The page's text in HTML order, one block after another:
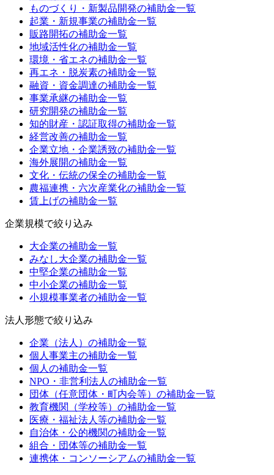
ものづくり・新製品開発の補助金一覧
起業・新規事業の補助金一覧
販路開拓の補助金一覧
地域活性化の補助金一覧
環境・省エネの補助金一覧
再エネ・脱炭素の補助金一覧
融資・資金調達の補助金一覧
事業承継の補助金一覧
研究開発の補助金一覧
知的財産・認証取得の補助金一覧
経営改善の補助金一覧
企業立地・企業誘致の補助金一覧
海外展開の補助金一覧
文化・伝統の保全の補助金一覧
農福連携・六次産業化の補助金一覧
賃上げの補助金一覧
企業規模で絞り込み
大企業の補助金一覧
みなし大企業の補助金一覧
中堅企業の補助金一覧
中小企業の補助金一覧
小規模事業者の補助金一覧
法人形態で絞り込み
企業（法人） の補助金一覧
個人事業主の補助金一覧
個人 の補助金一覧
NPO・非営利法人 の補助金一覧
団体（任意団体・町内会等） の補助金一覧
教育機関（学校等） の補助金一覧
医療・福祉法人等の補助金一覧
自治体・公的機関の補助金一覧
組合・団体等の補助金一覧
連携体・コンソーシアムの補助金一覧